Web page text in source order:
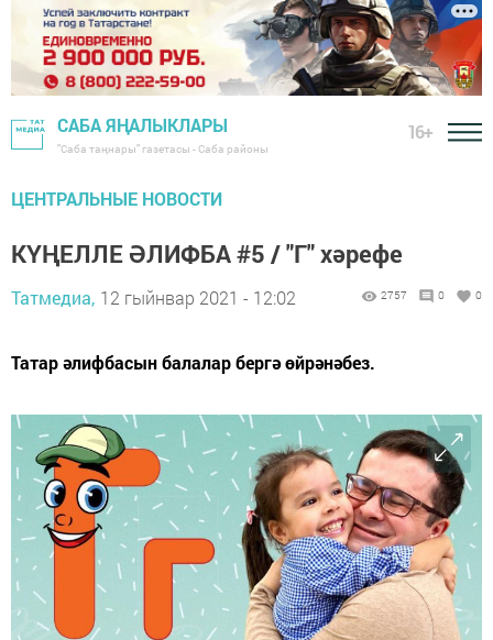
САБА ЯҢАЛЫКЛАРЫ
"Саба таңнары" газетасы - Саба районы
16+
ЦЕНТРАЛЬНЫЕ НОВОСТИ
КҮҢЕЛЛЕ ӘЛИФБА #5 / "Г" хәрефе
Татмедиа, 12 гыйнвар 2021 - 12:02 2757 0 0
Татар әлифбасын балалар бергә өйрәнәбез.